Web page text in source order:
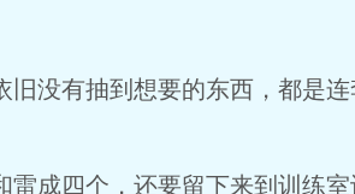
没有抽到想要的东西，都是连
成四个，还要留下来到训练